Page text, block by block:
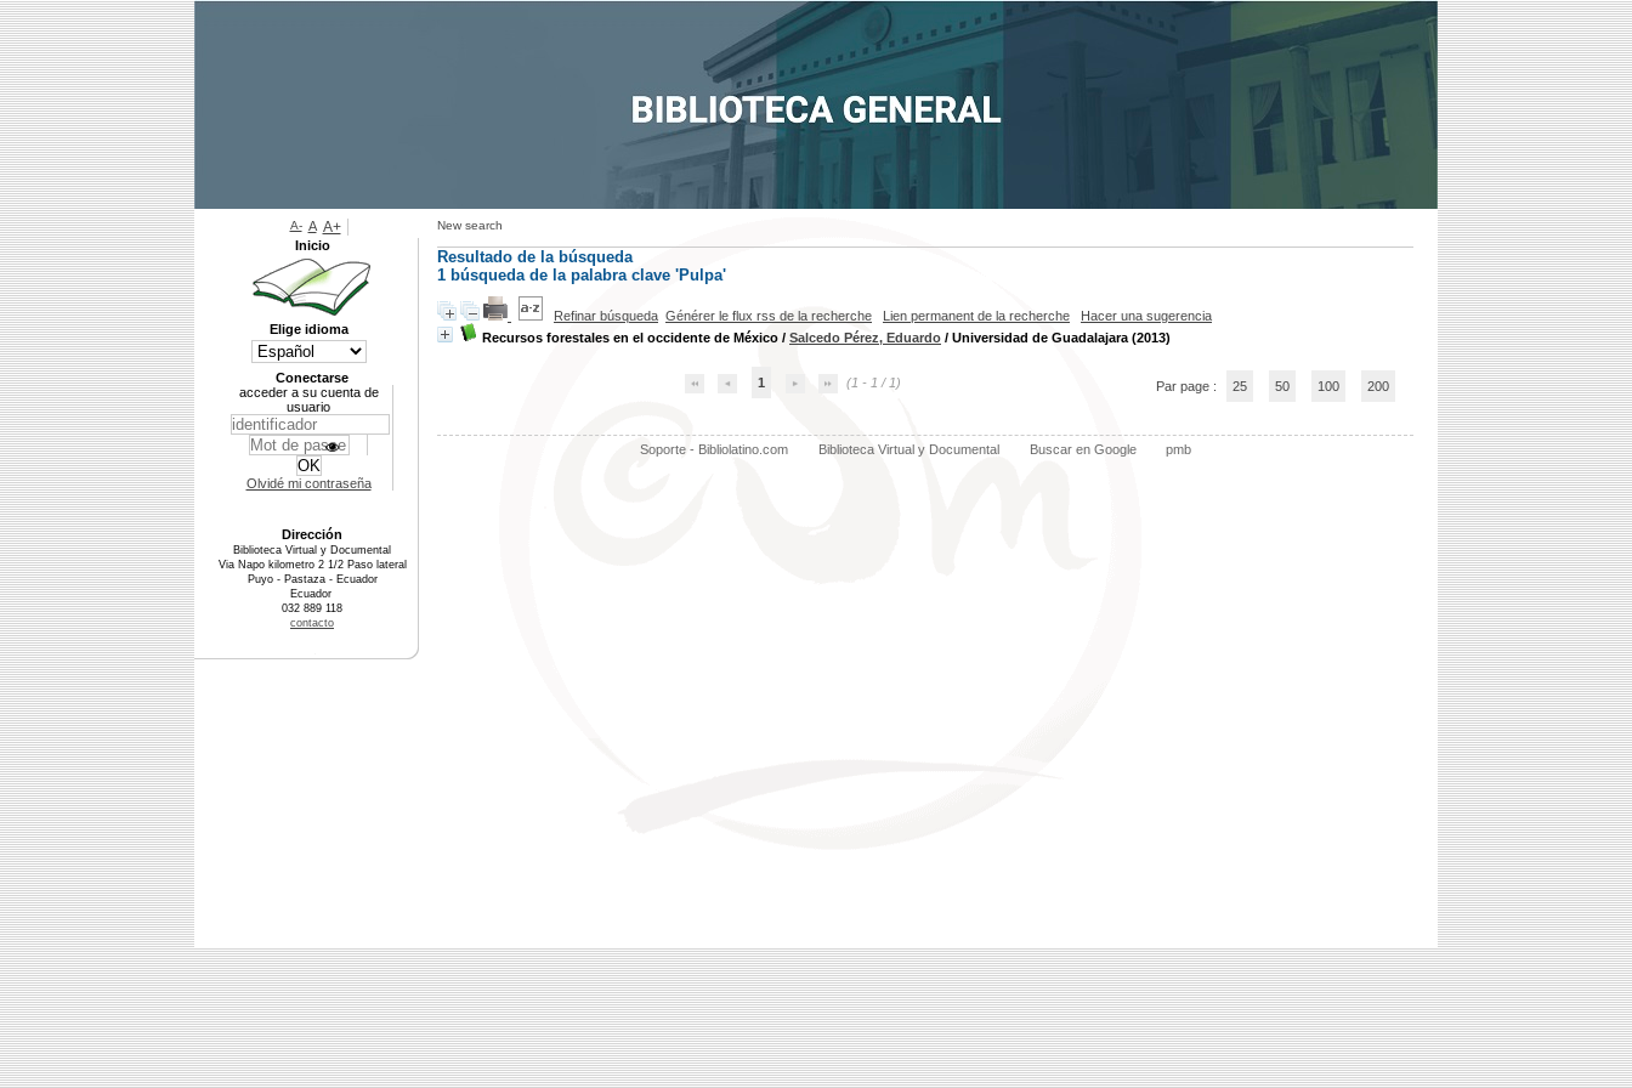
New search
Resultado de la búsqueda
1 búsqueda de la palabra clave 'Pulpa'
Refinar búsqueda Générer le flux rss de la recherche Lien permanent de la recherche
Hacer una sugerencia
Recursos forestales en el occidente de México / Salcedo Pérez, Eduardo / Universidad de Guadalajara (2013)
1 (1 - 1 / 1) Par page : 25 50 100 200
Soporte - Bibliolatino.com Biblioteca Virtual y Documental Buscar en Google pmb
A- A A+
Inicio
Elige idioma
Conectarse
acceder a su cuenta de
usuario
Olvidé mi contraseña
Dirección
Biblioteca Virtual y Documental
Via Napo kilometro 2 1/2 Paso lateral
Puyo - Pastaza - Ecuador
Ecuador
032 889 118
contacto